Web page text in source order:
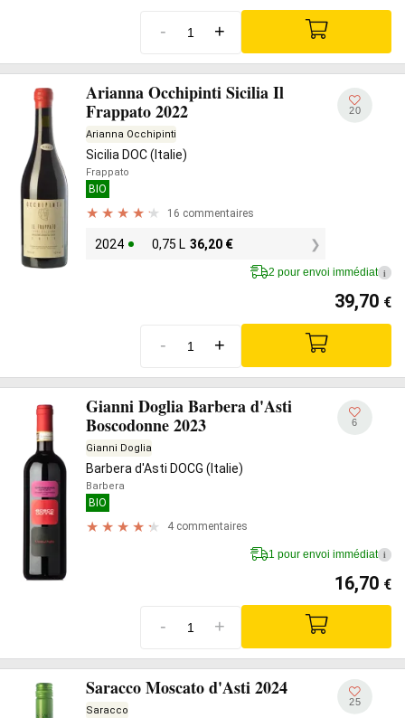
- +
Arianna Occhipinti Sicilia Il
Frappato 2022
Arianna Occhipinti
Sicilia DOC (Italie)
Frappato
BIO
16 commentaires
2024 0,75 L 36,20 €
20
2 pour envoi immédiat i
39,70 €
- +
Gianni Doglia Barbera d'Asti
Boscodonne 2023
Gianni Doglia
Barbera d'Asti DOCG (Italie)
Barbera
BIO
4 commentaires
6
1 pour envoi immédiat i
16,70 €
- +
Saracco Moscato d'Asti 2024
Saracco
25